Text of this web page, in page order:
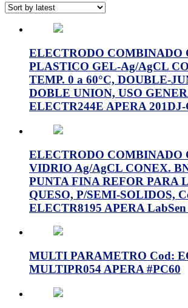
ELECTRODO COMBINADO
PLASTICO GEL-Ag/AgCL
TEMP. 0 a 60°C, DOUBLE-
DOBLE UNION, USO
ELECTR244E APERA 201DJ-
ELECTRODO COMBINADO
VIDRIO Ag/AgCL CONEX.
PUNTA FINA REFOR PARA
QUESO, P/SEMI-SOLIDOS,
ELECTR8195 APERA LabSen
MULTI PARAMETRO Cod:
MULTIPR054 APERA #PC60